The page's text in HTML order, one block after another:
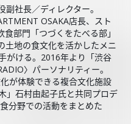
社長／ディレクター。
OSAKA店長、スト
部門「つづくをたべる部」
土地の食文化を活かしたメニ
がける。2016年より「渋谷
〉パーソナリティー。
が体験できる複合文化施設
」石村由起子氏と共同プロデ
分野での活動をまとめた